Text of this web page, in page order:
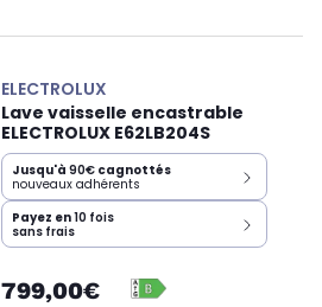
ELECTROLUX
Lave vaisselle encastrable
ELECTROLUX E62LB204S
Jusqu'à 90€ cagnottés
nouveaux adhérents
Payez en10 fois
sans frais
799,00€